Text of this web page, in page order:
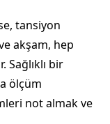
tansiyon
akşam, hep
Sağlıklı bir
ölçüm
not almak ve